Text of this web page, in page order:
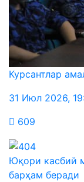
Курсантлар
31 Июл 2026,
609
Юқори касбий
барҳам беради